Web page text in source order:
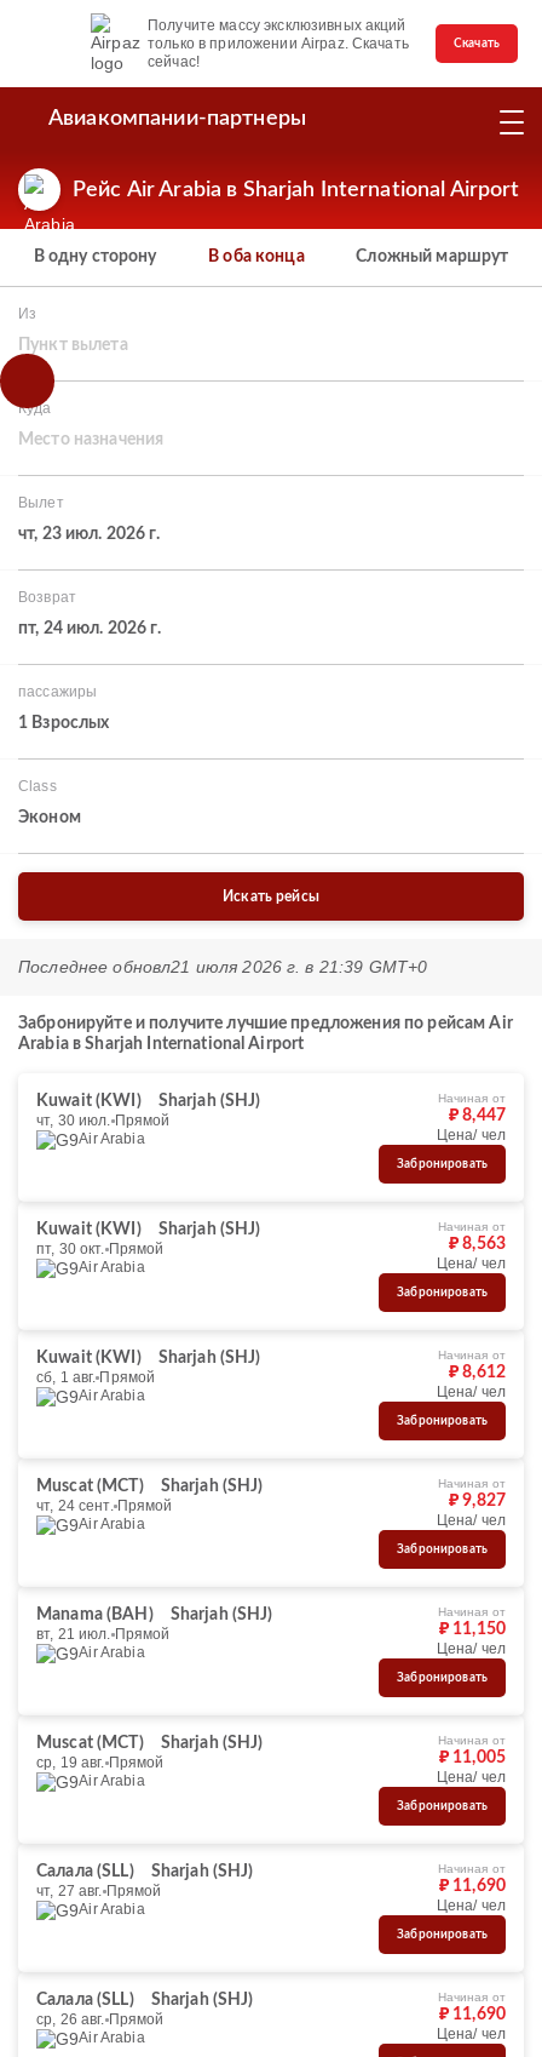
Получите массу эксклюзивных акций
только в приложении Airpaz. Скачать
сейчас!
Скачать
Авиакомпании-партнеры
Рейс Air Arabia в Sharjah International Airport
В одну сторону В оба конца Сложный маршрут
Из
Пункт вылета
Куда
Место назначения
Вылет
чт, 23 июл. 2026 г.
Возврат
пт, 24 июл. 2026 г.
пассажиры
1 Взрослых
Class
Эконом
Искать рейсы
Последнее обновл21 июля 2026 г. в 21:39 GMT+0
Забронируйте и получите лучшие предложения по рейсам Air
Arabia в Sharjah International Airport
Kuwait (KWI)
Sharjah (SHJ)
чт, 30 июл. Прямой
Air Arabia
Начиная от
₽ 8,447
Цена/ чел
Забронировать
Kuwait (KWI)
Sharjah (SHJ)
пт, 30 окт. Прямой
Air Arabia
Начиная от
₽ 8,563
Цена/ чел
Забронировать
Kuwait (KWI)
Sharjah (SHJ)
сб, 1 авг. Прямой
Air Arabia
Начиная от
₽ 8,612
Цена/ чел
Забронировать
Muscat (MCT)
Sharjah (SHJ)
чт, 24 сент. Прямой
Air Arabia
Начиная от
₽ 9,827
Цена/ чел
Забронировать
Manama (BAH)
Sharjah (SHJ)
вт, 21 июл. Прямой
Air Arabia
Начиная от
₽ 11,150
Цена/ чел
Забронировать
Muscat (MCT)
Sharjah (SHJ)
ср, 19 авг. Прямой
Air Arabia
Начиная от
₽ 11,005
Цена/ чел
Забронировать
Салала (SLL)
Sharjah (SHJ)
чт, 27 авг. Прямой
Air Arabia
Начиная от
₽ 11,690
Цена/ чел
Забронировать
Салала (SLL)
Sharjah (SHJ)
ср, 26 авг. Прямой
Air Arabia
Начиная от
₽ 11,690
Цена/ чел